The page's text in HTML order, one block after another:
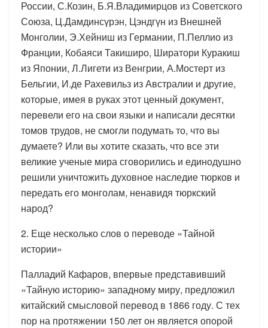
России, С.Козин, Б.Я.Владимирцов из Советского
Союза, Ц.Дамдинсүрэн, Цэндгүн из Внешней
Монголии, Э.Хейниш из Германии, П.Пеллио из
Франции, Кобаяси Такиширо, Ширатори Куракиш
из Японии, Л.Лигети из Венгрии, А.Мостерт из
Бельгии, И.де Рахевильз из Австралии и другие,
которые, имея в руках этот ценный документ,
перевели его на свои языки и написали десятки
томов трудов, не смогли подумать то, что вы
думаете? Или вы хотите сказать, что все эти
великие ученые мира сговорились и единодушно
решили уничтожить духовное наследие тюрков и
передать его монголам, ненавидя тюркский
народ?
2. Еще несколько слов о переводе «Тайной
истории»
Палладий Кафаров, впервые представивший
«Тайную историю» западному миру, предложил
китайский смысловой перевод в 1866 году. С тех
пор на протяжении 150 лет он является опорой